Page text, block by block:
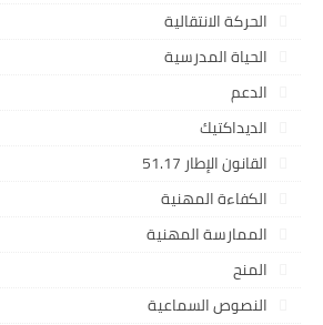
الحركة الانتقالية
الحياة المدرسية
الدعم
الديداكتيك
القانون الإطار 51.17
الكفاءة المهنية
الممارسة المهنية
المنح
النصوص السماعية